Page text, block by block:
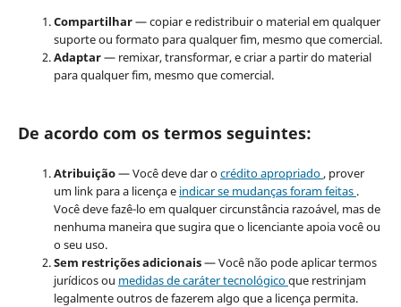
Compartilhar— copiar e redistribuir o material em qualquer
suporte ou formato para qualquer fim, mesmo que comercial.
Adaptar— remixar, transformar, e criar a partir do material
para qualquer fim, mesmo que comercial.
De acordo com os termos seguintes:
Atribuição— Você deve dar ocrédito apropriado, prover
um link para a licença e indicar se mudanças foram feitas .
Você deve fazê-lo em qualquer circunstância razoável, mas de
nenhuma maneira que sugira que o licenciante apoia você ou
o seu uso.
Sem restrições adicionais— Você não pode aplicar termos
jurídicos ou medidas de caráter tecnológicoque restrinjam
legalmente outros de fazerem algo que a licença permita.